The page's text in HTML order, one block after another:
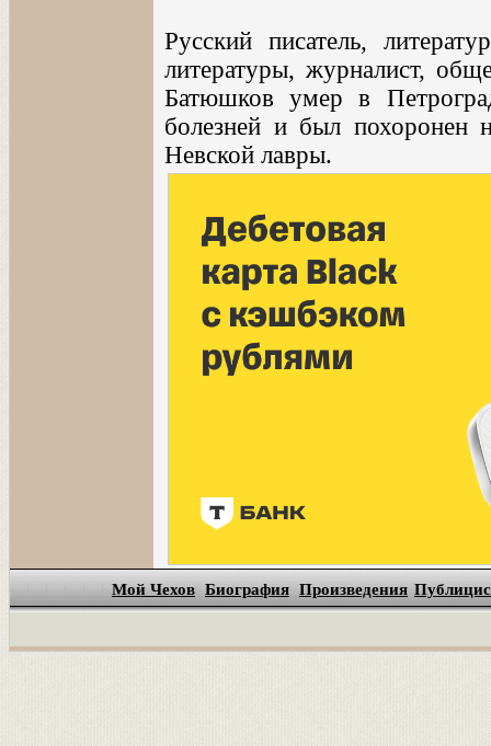
Русский писатель,
литературы, журналист,
Батюшков умер в
болезней и был похоронен
Невской лавры.
Мой Чехов Биография Произведения